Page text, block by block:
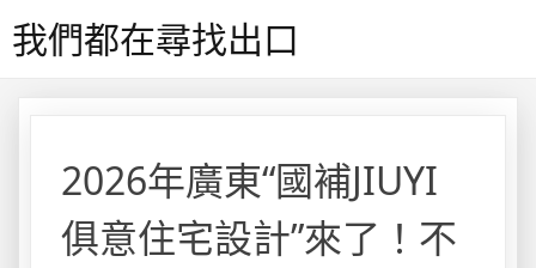
to我們都在尋找出口
2026年廣東“國補JIUYI
俱意住宅設計”來了！不